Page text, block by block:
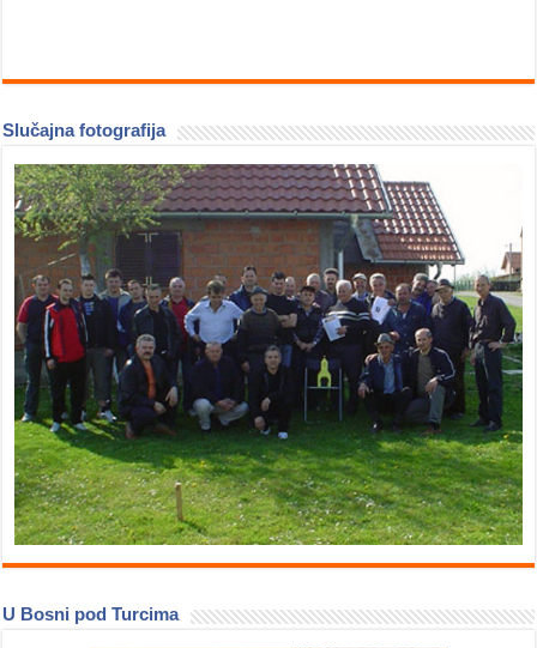
Slučajna fotografija
U Bosni pod Turcima